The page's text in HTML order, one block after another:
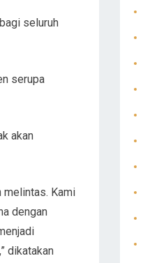
seluruh
serupa
akan
melintas. Kami
dengan
dikatakan